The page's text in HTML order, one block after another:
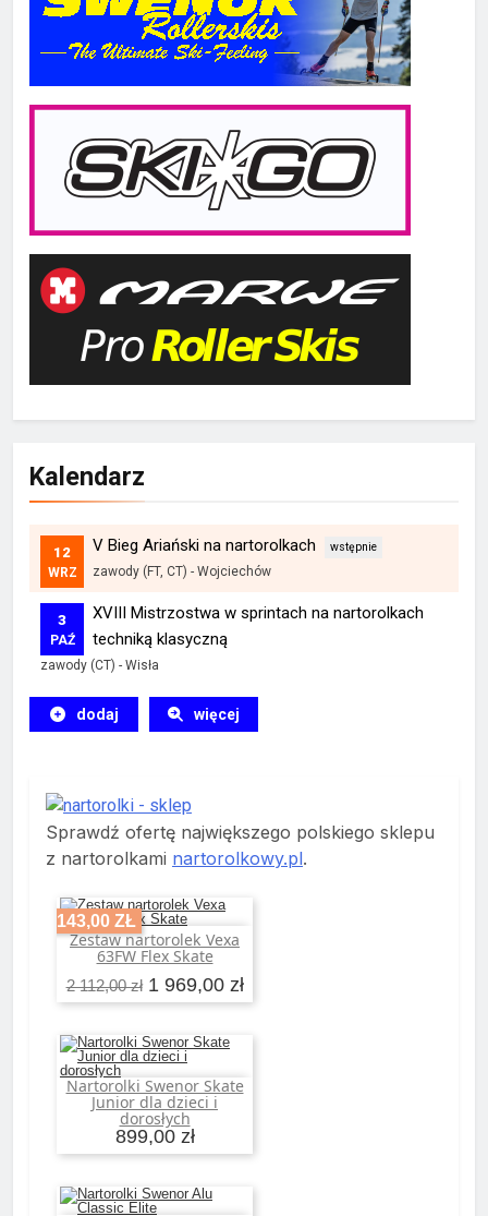
Kalendarz
12
WRZ
V Bieg Ariański na nartorolkach
zawody (FT, CT) - Wojciechów
3
PAŹ
XVIII Mistrzostwa w sprintach na nartorolkach
techniką klasyczną
zawody (CT) - Wisła
dodaj więcej
Sprawdź ofertę największego polskiego sklepu
z nartorolkami nartorolkowy.pl.
-143,00 ZŁ
Zestaw nartorolek Vexa
63FW Flex Skate
2 112,00 zł 1 969,00 zł
Dodaj do koszyka
Nartorolki Swenor Skate
Junior dla dzieci i
dorosłych
899,00 zł
Dodaj do koszyka